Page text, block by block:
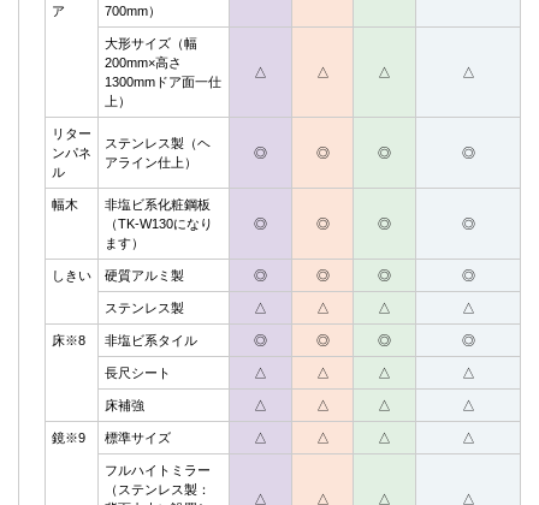
ア
700mm）
大形サイズ（幅
200mm×高さ
1300mmドア面一仕
上）
△ △ △ △
リター
ンパネ
ル
ステンレス製（ヘ
アライン仕上）
◎ ◎ ◎ ◎
幅木
非塩ビ系化粧鋼板
（TK-W130になり
ます）
◎ ◎ ◎ ◎
しきい 硬質アルミ製 ◎ ◎ ◎ ◎
ステンレス製 △ △ △ △
床※8 非塩ビ系タイル ◎ ◎ ◎ ◎
長尺シート △ △ △ △
床補強 △ △ △ △
鏡※9 標準サイズ △ △ △ △
フルハイトミラー
（ステンレス製：
△ △ △ △